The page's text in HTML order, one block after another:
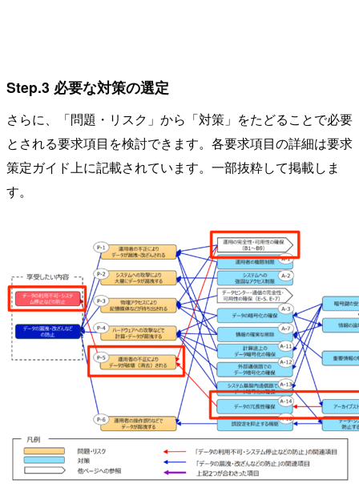
Step.3 必要な対策の選定
さらに、「問題・リスク」から「対策」をたどることで必要
とされる要求項目を検討できます。各要求項目の詳細は要求
策定ガイド上に記載されています。一部抜粋して掲載しま
す。